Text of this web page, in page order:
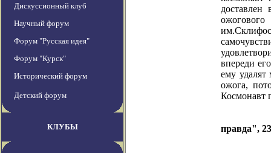
Дискуссионный клуб
Научный форум
Форум "Русская идея"
Форум "Курск"
Исторический форум
Детский форум
КЛУБЫ
доставлен
впереди
ему удалят
ожога,
Космонавт
правда",